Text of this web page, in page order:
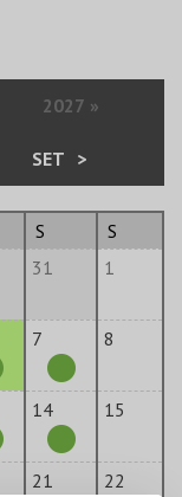
2027 »
SET >
S
S
31 1
7 8
14 15
21 22